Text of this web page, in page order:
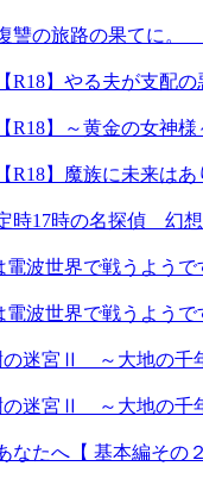
讐の旅路の果てに。
】やる夫が支配の
】～黄金の女神
】魔族に未来は
17時の名探偵 幻想
電波世界で戦うよう
電波世界で戦うよう
の迷宮Ⅱ ～大地の
の迷宮Ⅱ ～大地の
なたへ【 基本編その